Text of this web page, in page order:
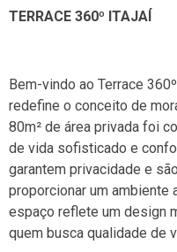
TERRACE 360º ITAJAÍ
Bem-vindo ao Terrace
redefine o conceito de
80m² de área privada foi
de vida sofisticado e
garantem privacidade e
proporcionar um ambiente
espaço reflete um design
quem busca qualidade de